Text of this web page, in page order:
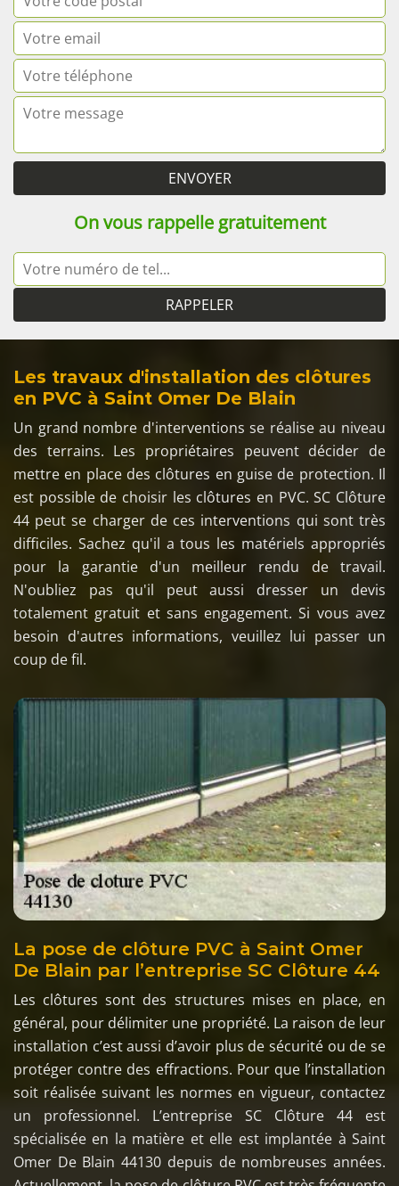
On vous rappelle gratuitement
Les travaux d'installation des clôtures
en PVC à Saint Omer De Blain
Un grand nombre d'interventions se réalise au niveau
des terrains. Les propriétaires peuvent décider de
mettre en place des clôtures en guise de protection. Il
est possible de choisir les clôtures en PVC. SC Clôture
44 peut se charger de ces interventions qui sont très
difficiles. Sachez qu'il a tous les matériels appropriés
pour la garantie d'un meilleur rendu de travail.
N'oubliez pas qu'il peut aussi dresser un devis
totalement gratuit et sans engagement. Si vous avez
besoin d'autres informations, veuillez lui passer un
coup de fil.
La pose de clôture PVC à Saint Omer
De Blain par l’entreprise SC Clôture 44
Les clôtures sont des structures mises en place, en
général, pour délimiter une propriété. La raison de leur
installation c’est aussi d’avoir plus de sécurité ou de se
protéger contre des effractions. Pour que l’installation
soit réalisée suivant les normes en vigueur, contactez
un professionnel. L’entreprise SC Clôture 44 est
spécialisée en la matière et elle est implantée à Saint
Omer De Blain 44130 depuis de nombreuses années.